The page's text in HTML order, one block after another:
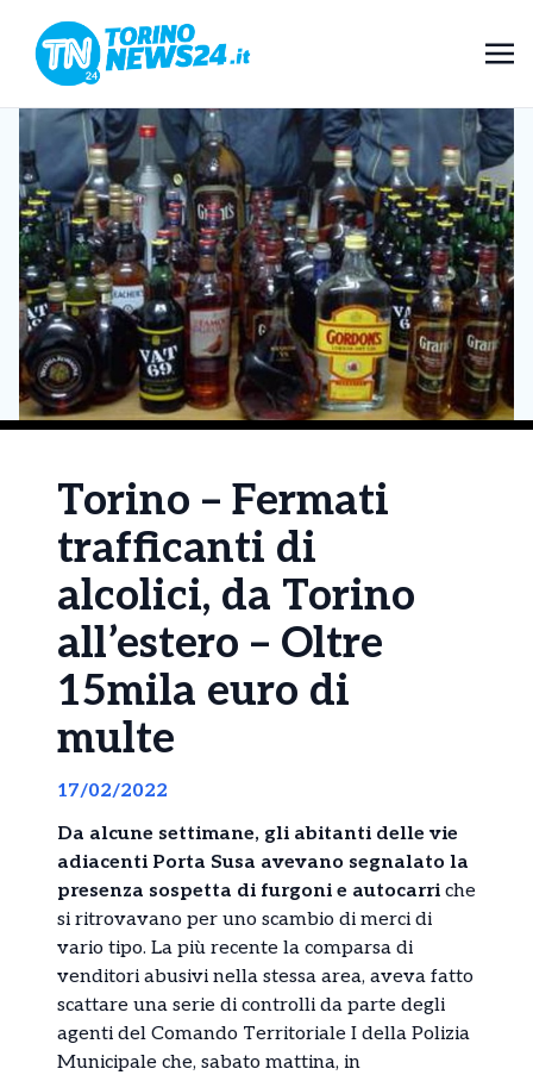
Torino – Fermati
trafficanti di
alcolici, da Torino
all’estero – Oltre
15mila euro di
multe
17/02/2022
Da alcune settimane, gli abitanti delle vie
adiacenti Porta Susa avevano segnalato la
presenza sospetta di furgoni e autocarri che
si ritrovavano per uno scambio di merci di
vario tipo. La più recente la comparsa di
venditori abusivi nella stessa area, aveva fatto
scattare una serie di controlli da parte degli
agenti del Comando Territoriale I della Polizia
Municipale che, sabato mattina, in